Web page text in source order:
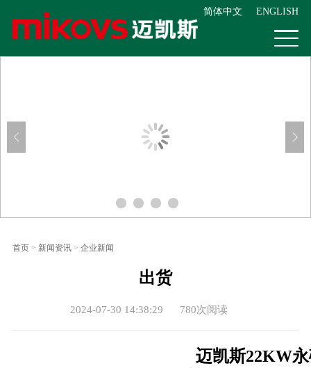
简体中文 ENGLISH
首页> 新闻资讯> 企业新闻
出货
2024-07-30 14:38:29 780次阅读
迈凯斯22KW